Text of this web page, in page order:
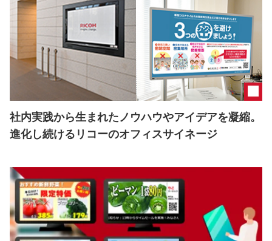
社内実践から生まれたノウハウやアイデアを凝縮。
進化し続けるリコーのオフィスサイネージ